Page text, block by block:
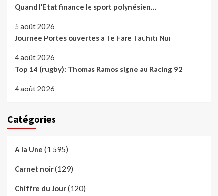
Quand l’Etat finance le sport polynésien…
5 août 2026
Journée Portes ouvertes à Te Fare Tauhiti Nui
4 août 2026
Top 14 (rugby): Thomas Ramos signe au Racing 92
4 août 2026
Catégories
A la Une (1 595)
Carnet noir(129)
Chiffre du Jour(120)